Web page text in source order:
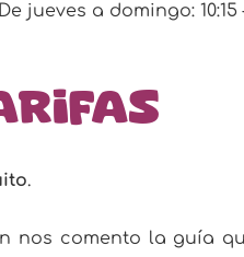
De jueves a domingo: 10:15 –
.
nos comento la guía